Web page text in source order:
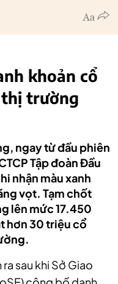
khoản cổ
thị trường
ngay từ đầu phiên
Tập đoàn Đầu
nhận màu xanh
vọt. Tạm chốt
lên mức 17.450
hơn 30 triệu cổ
sau khi Sở Giao